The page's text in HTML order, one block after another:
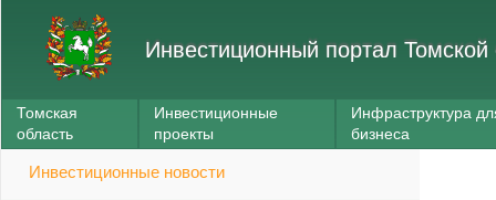
Инвестиционный портал Томской
Томская
область
Инвестиционные
проекты
Инфраструктура
бизнеса
Инвестиционные новости